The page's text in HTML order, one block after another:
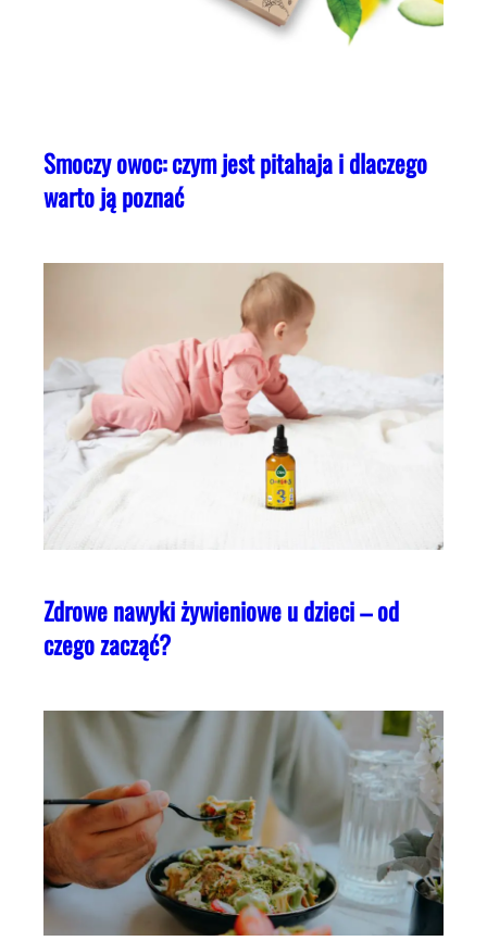
Smoczy owoc: czym jest pitahaja i dlaczego
warto ją poznać
Zdrowe nawyki żywieniowe u dzieci – od
czego zacząć?